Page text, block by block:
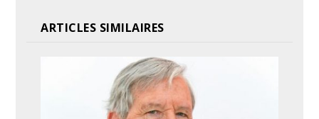
ARTICLES SIMILAIRES